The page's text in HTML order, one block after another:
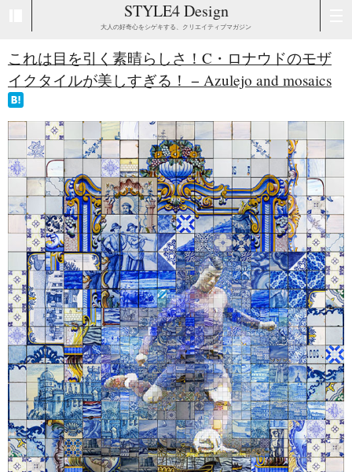
STYLE4 Design
大人の好奇心をシゲキする、クリエイティブマガジン
これは目を引く素晴らしさ！C・ロナウドのモザ
イクタイルが美しすぎる！ − Azulejo and mosaics